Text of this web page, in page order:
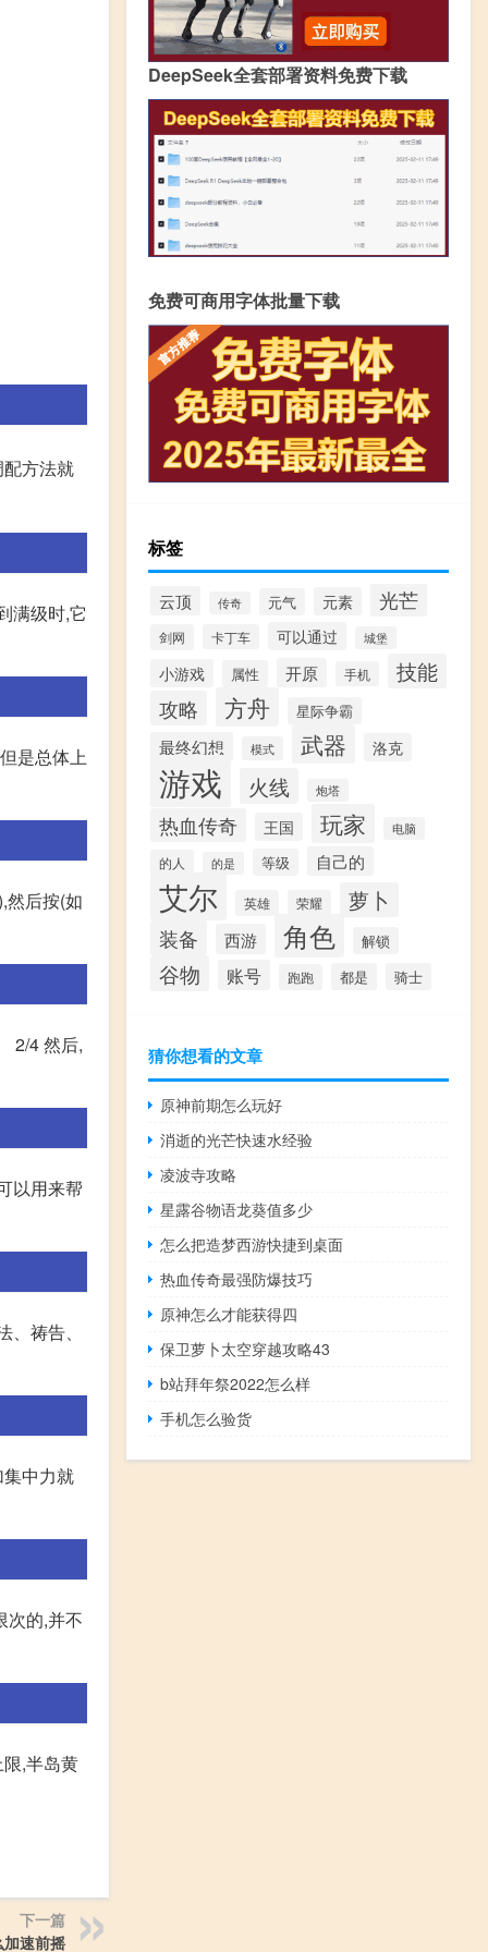
方法就
满级时,它
是总体上
然后按(如
2/4 然后,
以用来帮
祷告、
中力就
次的,并不
,半岛黄
下一篇
速前摇
DeepSeek全套部署资料免费下载
免费可商用字体批量下载
标签
云顶 传奇 元气 元素 光芒
剑网 卡丁车 可以通过 城堡
小游戏 属性 开原 手机
技能
攻略
方舟 星际争霸
最终幻想 模式 武器 洛克
游戏 火线 炮塔
热血传奇 王国 玩家 电脑
的人 的是 等级 自己的
艾尔 英雄 荣耀
萝卜
装备
西游 角色 解锁
谷物 账号 跑跑 都是 骑士
猜你想看的文章
原神前期怎么玩好
消逝的光芒快速水经验
凌波寺攻略
星露谷物语龙葵值多少
怎么把造梦西游快捷到桌面
热血传奇最强防爆技巧
原神怎么才能获得四
保卫萝卜太空穿越攻略43
b站拜年祭2022怎么样
手机怎么验货